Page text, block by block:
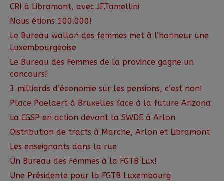
CRI à Libramont, avec JF.Tamellini
Nous étions 100.000!
Le Bureau wallon des femmes met à l’honneur une
Luxembourgeoise
Le Bureau des Femmes de la province gagne un
concours!
3 milliards d’économie sur les pensions, c’est non!
Place Poelaert à Bruxelles face à la future Arizona
La CGSP en action devant la SWDE à Arlon
Distribution de tracts à Marche, Arlon et Libramont
Les enseignants dans la rue
Un Bureau des Femmes à la FGTB Lux!
Une Présidente pour la FGTB Luxembourg